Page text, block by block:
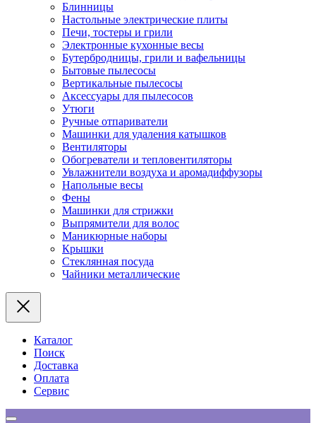
Блинницы
Настольные электрические плиты
Печи, тостеры и грили
Электронные кухонные весы
Бутербродницы, грили и вафельницы
Бытовые пылесосы
Вертикальные пылесосы
Аксессуары для пылесосов
Утюги
Ручные отпариватели
Машинки для удаления катышков
Вентиляторы
Обогреватели и тепловентиляторы
Увлажнители воздуха и аромадиффузоры
Напольные весы
Фены
Машинки для стрижки
Выпрямители для волос
Маникюрные наборы
Крышки
Стеклянная посуда
Чайники металлические
Каталог
Поиск
Доставка
Оплата
Сервис